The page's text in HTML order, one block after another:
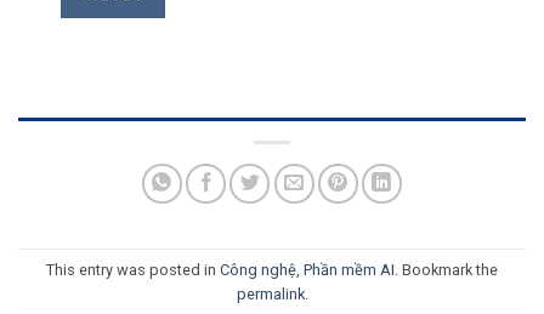
This entry was posted in Công nghệ Phần mềm AI . Bookmark the
permalink.